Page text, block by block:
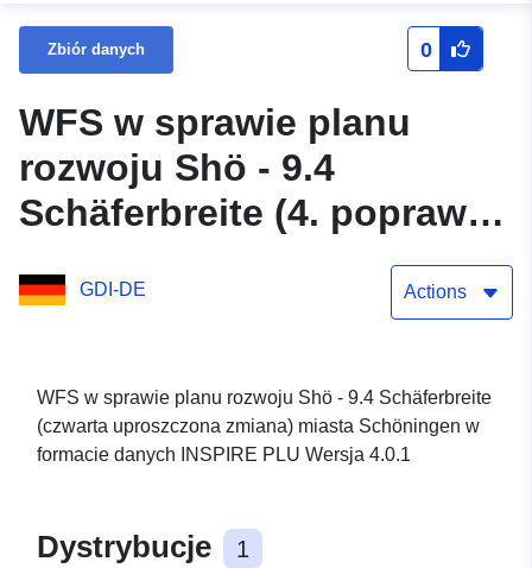
Zbiór danych 0
WFS w sprawie planu
rozwoju Shö - 9.4
Schäferbreite (4. poprawka
uproszczona) miasta
Schöningen
GDI-DE Actions
WFS w sprawie planu rozwoju Shö - 9.4 Schäferbreite
(czwarta uproszczona zmiana) miasta Schöningen w
formacie danych INSPIRE PLU Wersja 4.0.1
Dystrybucje 1